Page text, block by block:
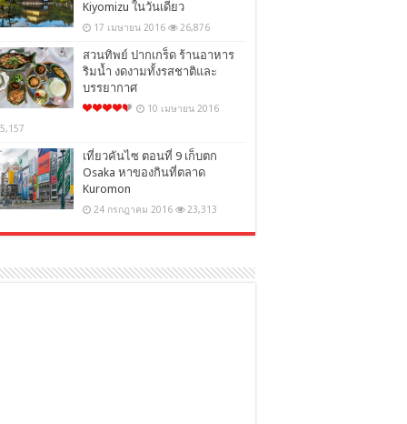
Kiyomizu ในวันเดียว
17 เมษายน 2016 26,876
สวนทิพย์ ปากเกร็ด ร้านอาหาร
ริมน้ำ งดงามทั้งรสชาติและ
บรรยากาศ
10 เมษายน 2016
เที่ยวคันไซ ตอนที่ 9 เก็บตก
Osaka หาของกินที่ตลาด
Kuromon
24 กรกฎาคม 2016 23,313